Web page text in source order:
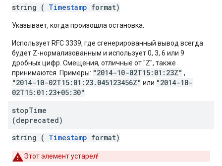
string ( Timestamp format)
Указывает, когда произошла остановка.
Использует RFC 3339, где сгенерированный вывод всегда
будет Z-нормализованным и использует 0, 3, 6 или 9
дробных цифр. Смещения, отличные от "Z", также
принимаются. Примеры: "2014-10-02T15:01:23Z" ,
"2014-10-02T15:01:23.045123456Z" или "2014-10-
02T15:01:23+05:30"
stopTime
(deprecated)
string ( Timestamp format)
Этот элемент устарел!